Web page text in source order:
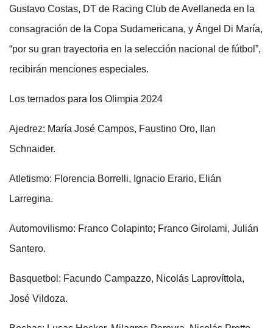
Gustavo Costas, DT de Racing Club de Avellaneda en la
consagración de la Copa Sudamericana, y Ángel Di María,
“por su gran trayectoria en la selección nacional de fútbol”,
recibirán menciones especiales.
Los ternados para los Olimpia 2024
Ajedrez: María José Campos, Faustino Oro, Ilan
Schnaider.
Atletismo: Florencia Borrelli, Ignacio Erario, Elián
Larregina.
Automovilismo: Franco Colapinto; Franco Girolami, Julián
Santero.
Basquetbol: Facundo Campazzo, Nicolás Laprovíttola,
José Vildoza.